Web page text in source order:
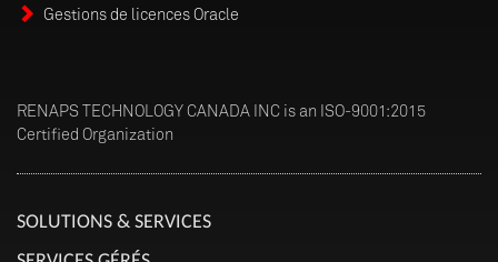
Gestions de licences Oracle
RENAPS TECHNOLOGY CANADA INC is an ISO-9001:2015
Certified Organization
SOLUTIONS & SERVICES